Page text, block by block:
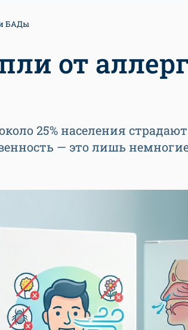
БАДы
от
25% населения
— это лишь